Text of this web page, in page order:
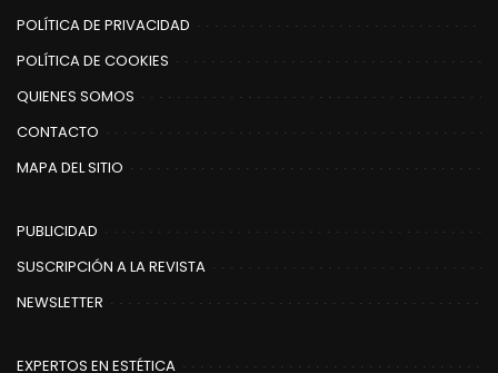
POLÍTICA DE PRIVACIDAD
POLÍTICA DE COOKIES
QUIENES SOMOS
CONTACTO
MAPA DEL SITIO
PUBLICIDAD
SUSCRIPCIÓN A LA REVISTA
NEWSLETTER
EXPERTOS EN ESTÉTICA